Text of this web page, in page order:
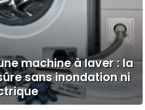
machine à laver : la
sans inondation ni